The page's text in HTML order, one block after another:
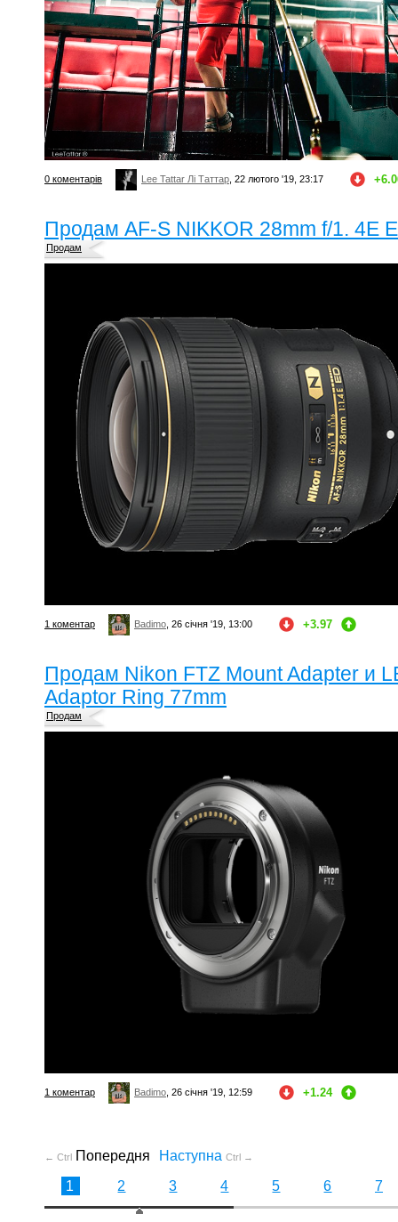
0 коментарів Lee Tattar Лі Таттар , 22 лютого '19, 23:17
Продам AF-S NIKKOR 28mm f/1. 4E
Продам
1 коментар Badimo , 26 січня '19, 13:00 +3.97
Продам Nikon FTZ Mount Adapter и
Adaptor Ring 77mm
Продам
1 коментар Badimo , 26 січня '19, 12:59 +1.24
← Ctrl Попередня Наступна Ctrl →
1 2 3 4 5 6 7